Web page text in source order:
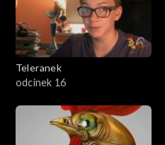
Teleranek
odcinek 16